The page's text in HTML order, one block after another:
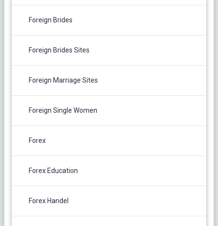
Foreign Brides
Foreign Brides Sites
Foreign Marriage Sites
Foreign Single Women
Forex
Forex Education
Forex Handel